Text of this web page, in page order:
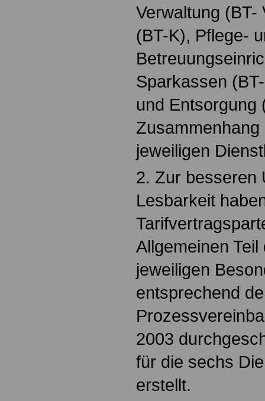
Verwaltung
(BT-K), Pflege-
Sparkassen
und Entsorgung
jeweiligen
2. Zur besseren
Lesbarkeit
Allgemeinen
jeweiligen
entsprechend
2003
für die sechs
erstellt.